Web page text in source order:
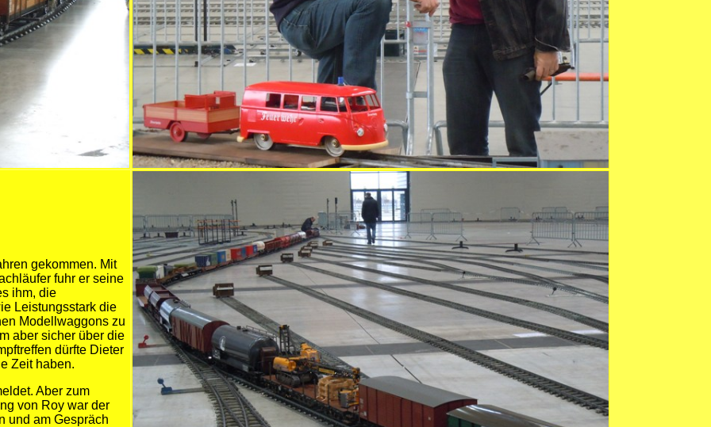
gekommen. Mit
fuhr er seine
ihm, die
Leistungsstark die
Modellwaggons zu
aber sicher über die
dürfte Dieter
Zeit haben.
Aber zum
von Roy war der
und am Gespräch